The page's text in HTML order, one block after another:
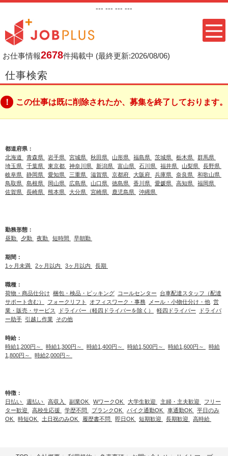
--- --- --- ---
お仕事情報2678件掲載中 (最終更新:2026/08/06)
仕事検索
この仕事は既に削除されたか、募集を終了しております。
都道府県：
北海道
青森県 岩手県 宮城県 秋田県 山形県 福島県 茨城県 栃木県
群馬県
埼玉県
千葉県 東京都 神奈川県 新潟県 富山県 石川県 福井県 山梨県
長野県
岐阜県
静岡県 愛知県 三重県 滋賀県 京都府 大阪府 兵庫県 奈良県
和歌山県
鳥取県
島根県 岡山県 広島県 山口県 徳島県 香川県 愛媛県 高知県
福岡県
佐賀県
長崎県 熊本県 大分県 宮崎県 鹿児島県 沖縄県
勤務形態：
昼勤
夕勤 夜勤 短時間 早朝勤
期間：
1ヶ月未満
2ヶ月以内 3ヶ月以内 長期
職種：
荷物・商品仕分け 梱包・検品・ピッキング コールセンター
台車配達スタッフ（配達
サポート含む）
フォークリフト オフィスワーク・事務 メール・小物仕分け・他 営
業・販売・サービス
ドライバー（軽四ドライバーを除く） 軽四ドライバー
ドライバ
ー助手 引越し作業 その他
時給：
時給1,200円～
時給1,300円～ 時給1,400円～ 時給1,500円～ 時給1,600円～
時給
1,800円～
時給2,000円～
特徴：
日払い
週払い 高収入 副業OK WワークOK 大学生歓迎 主婦・主夫歓迎
フリー
ター歓迎
高校生応援 学歴不問 ブランクOK バイク通勤OK 車通勤OK
平日のみ
OK
時短OK 土日祝のみOK 履歴書不問 即日OK 短期歓迎 長期歓迎 高時給